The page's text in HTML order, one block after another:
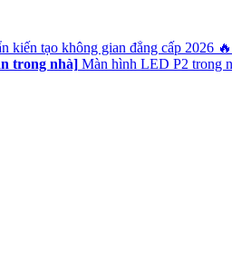
kiến tạo không gian đẳng cấp 2026 🔥
trong nhà] Màn hình LED P2 trong